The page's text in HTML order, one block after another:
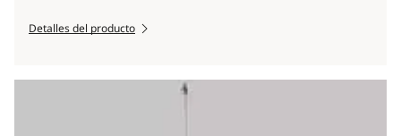
Detalles del producto